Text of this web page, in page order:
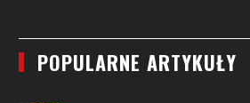
POPULARNE ARTYKUŁY